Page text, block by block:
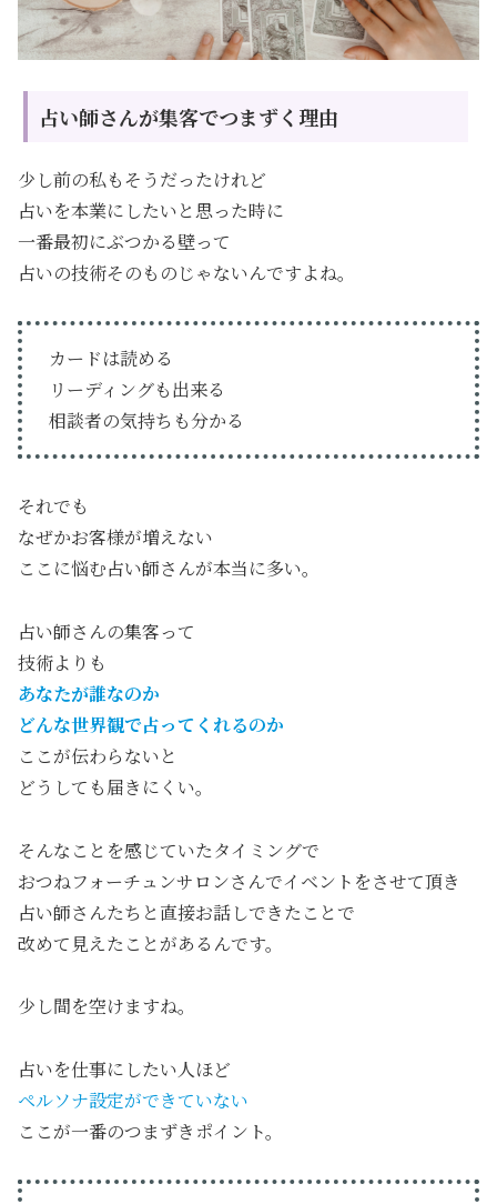
占い師さんが集客でつまずく理由
少し前の私もそうだったけれど
占いを本業にしたいと思った時に
一番最初にぶつかる壁って
占いの技術そのものじゃないんですよね。
カードは読める
リーディングも出来る
相談者の気持ちも分かる
それでも
なぜかお客様が増えない
ここに悩む占い師さんが本当に多い。
占い師さんの集客って
技術よりも
あなたが誰なのか
どんな世界観で占ってくれるのか
ここが伝わらないと
どうしても届きにくい。
そんなことを感じていたタイミングで
おつねフォーチュンサロンさんでイベントをさせて頂き
占い師さんたちと直接お話しできたことで
改めて見えたことがあるんです。
少し間を空けますね。
占いを仕事にしたい人ほど
ペルソナ設定ができていない
ここが一番のつまずきポイント。